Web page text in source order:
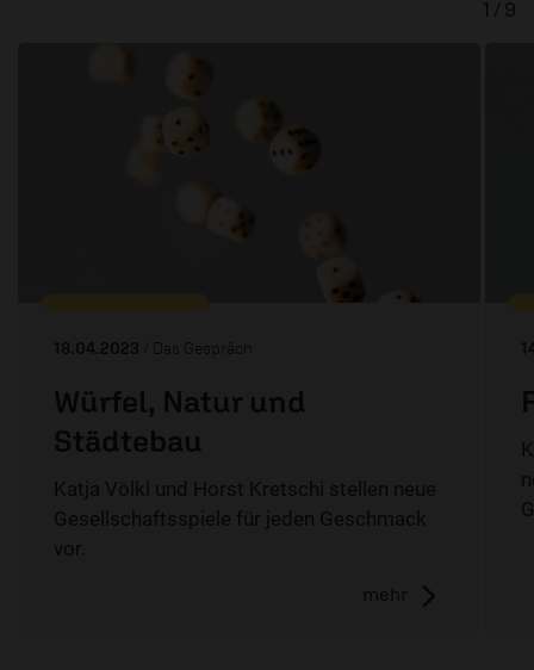
18.04.2023 / Das Gespräch
Würfel, Natur und
Städtebau
Katja Völkl und Horst Kretschi stellen neue
Gesellschaftsspiele für jeden Geschmack
vor.
mehr
1 / 9